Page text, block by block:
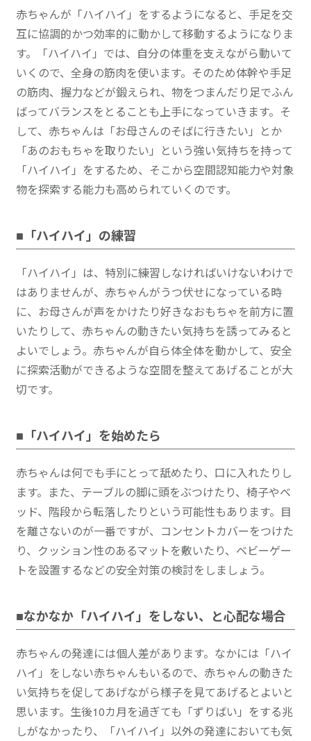
赤ちゃんが「ハイハイ」をするようになると、手足を交
互に協調的かつ効率的に動かして移動するようになりま
す。「ハイハイ」では、自分の体重を支えながら動いて
いくので、全身の筋肉を使います。そのため体幹や手足
の筋肉、握力などが鍛えられ、物をつまんだり足でふん
ばってバランスをとることも上手になっていきます。そ
して、赤ちゃんは「お母さんのそばに行きたい」とか
「あのおもちゃを取りたい」という強い気持ちを持って
「ハイハイ」をするため、そこから空間認知能力や対象
物を探索する能力も高められていくのです。
■「ハイハイ」の練習
「ハイハイ」は、特別に練習しなければいけないわけで
はありませんが、赤ちゃんがうつ伏せになっている時
に、お母さんが声をかけたり好きなおもちゃを前方に置
いたりして、赤ちゃんの動きたい気持ちを誘ってみると
よいでしょう。赤ちゃんが自ら体全体を動かして、安全
に探索活動ができるような空間を整えてあげることが大
切です。
■「ハイハイ」を始めたら
赤ちゃんは何でも手にとって舐めたり、口に入れたりし
ます。また、テーブルの脚に頭をぶつけたり、椅子やベ
ッド、階段から転落したりという可能性もあります。目
を離さないのが一番ですが、コンセントカバーをつけた
り、クッション性のあるマットを敷いたり、ベビーゲー
トを設置するなどの安全対策の検討をしましょう。
■なかなか「ハイハイ」をしない、と心配な場合
赤ちゃんの発達には個人差があります。なかには「ハイ
ハイ」をしない赤ちゃんもいるので、赤ちゃんの動きた
い気持ちを促してあげながら様子を見てあげるとよいと
思います。生後10カ月を過ぎても「ずりばい」をする兆
しがなかったり、「ハイハイ」以外の発達においても気